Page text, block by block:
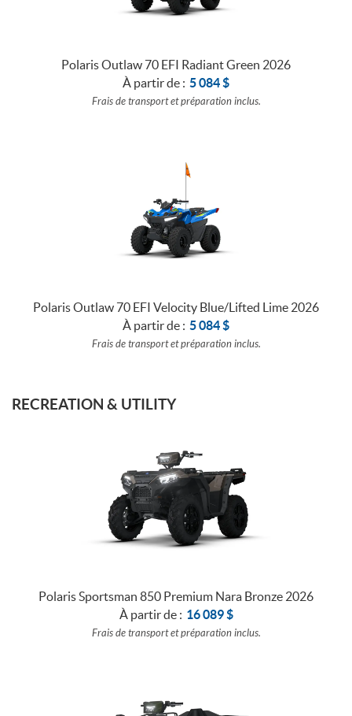
Polaris Outlaw 70 EFI Radiant Green 2026
À partir de : 5 084$
Frais de transport et préparation inclus.
Polaris Outlaw 70 EFI Velocity Blue/Lifted Lime 2026
À partir de : 5 084$
Frais de transport et préparation inclus.
RECREATION & UTILITY
Polaris Sportsman 850 Premium Nara Bronze 2026
À partir de : 16 089$
Frais de transport et préparation inclus.